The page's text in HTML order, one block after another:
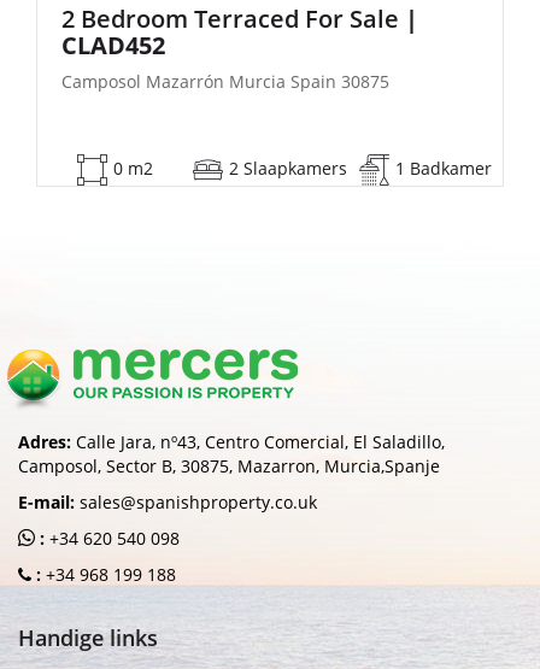
2 Bedroom Semi-Detached For Sale
| FB140
Camposol Mazarrón Murcia Spain 30875
53 m2 2 Slaapkamers 1 Badkamer
Adres: Calle Jara, nº43, Centro Comercial, El Saladillo,
Camposol, Sector B, 30875, Mazarron, Murcia,Spanje
E-mail: sales@spanishproperty.co.uk
: +34 620 540 098
: +34 968 199 188
Handige links